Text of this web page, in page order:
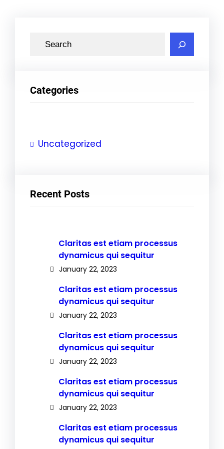
c
Categories
Uncategorized
Recent Posts
Claritas est etiam processus
dynamicus qui sequitur
January 22, 2023
Claritas est etiam processus
dynamicus qui sequitur
January 22, 2023
Claritas est etiam processus
dynamicus qui sequitur
January 22, 2023
Claritas est etiam processus
dynamicus qui sequitur
January 22, 2023
Claritas est etiam processus
dynamicus qui sequitur